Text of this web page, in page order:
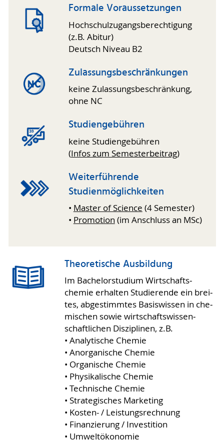
Formale Voraussetzungen
Hochschul­zugangs­berechtigung
(z.B. Abitur)
Deutsch Niveau B2
Zulassungsbeschränkungen
keine Zulassungsbeschränkung,
ohne NC
Studiengebühren
keine Studiengebühren
(Infos zum Semesterbeitrag)
Weiterführende
Studienmöglichkeiten
• Master of Science (4 Semester)
• Promotion (im Anschluss an MSc)
Theoretische Ausbildung
Im Bachelor­stu­dium Wirt­schafts­
chemie er­hal­ten Studierende ein brei­
tes, ab­ge­stimm­tes Basis­wissen in che­
mi­schen sowie wirt­schafts­wis­sen­
schaft­lichen Dis­zi­plinen, z.B.
• Analytische Chemie
• Anorganische Chemie
• Organische Chemie
• Physikalische Chemie
• Technische Chemie
• Strategisches Marketing
• Kosten- / Leistungsrechnung
• Finanzierung / Investition
• Umweltökonomie